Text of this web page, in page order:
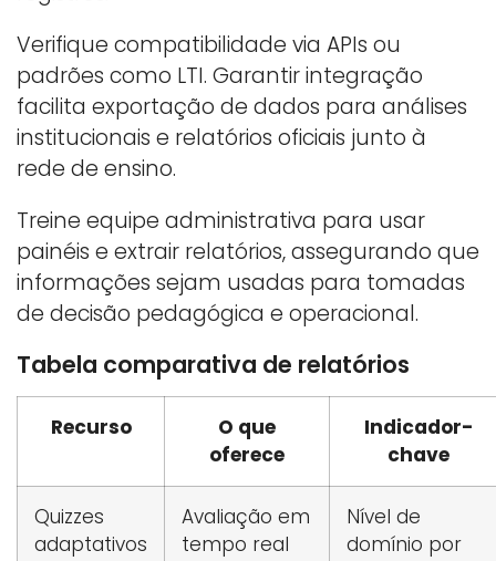
Verifique compatibilidade via APIs ou
padrões como LTI. Garantir integração
facilita exportação de dados para análises
institucionais e relatórios oficiais junto à
rede de ensino.
Treine equipe administrativa para usar
painéis e extrair relatórios, assegurando que
informações sejam usadas para tomadas
de decisão pedagógica e operacional.
Tabela comparativa de relatórios
Recurso
O que
oferece
Indicador-
chave
Quizzes
adaptativos
Avaliação em
tempo real
Nível de
domínio por